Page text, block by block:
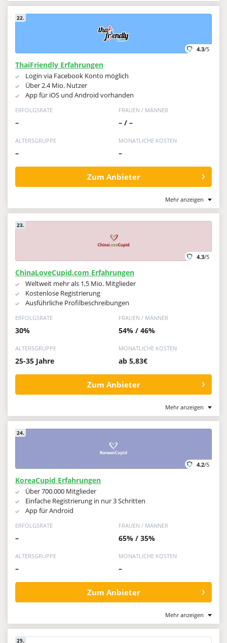
22.
4.3/5
ThaiFriendly Erfahrungen
Login via Facebook Konto möglich
Über 2.4 Mio. Nutzer
App für iOS und Android vorhanden
ERFOLGSRATE
–
FRAUEN / MÄNNER
– / –
ALTERSGRUPPE
–
MONATLICHE KOSTEN
–
Zum Anbieter
Mehr anzeigen
23.
4.3/5
ChinaLoveCupid.com Erfahrungen
Weltweit mehr als 1,5 Mio. Mitglieder
Kostenlose Registrierung
Ausführliche Profilbeschreibungen
ERFOLGSRATE
30%
FRAUEN / MÄNNER
54% / 46%
ALTERSGRUPPE
25-35 Jahre
MONATLICHE KOSTEN
ab 5,83€
Zum Anbieter
Mehr anzeigen
24.
4.2/5
KoreaCupid Erfahrungen
Über 700.000 Mitglieder
Einfache Registrierung in nur 3 Schritten
App für Android
ERFOLGSRATE
–
FRAUEN / MÄNNER
65% / 35%
ALTERSGRUPPE
–
MONATLICHE KOSTEN
–
Zum Anbieter
Mehr anzeigen
25.